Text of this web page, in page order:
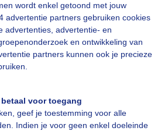
wordt enkel getoond met jouw
advertentie partners gebruiken cookies
advertenties, advertentie- en
en ontwikkeling van
partners kunnen ook je precieze
voor toegang
geef je toestemming voor alle
Indien je voor geen enkel doeleinde